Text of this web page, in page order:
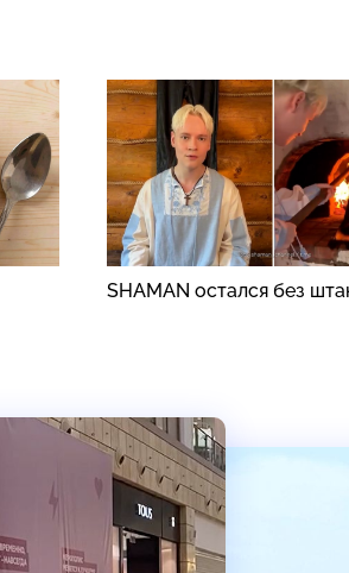
SHAMAN остался без